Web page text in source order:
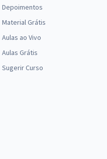
Depoimentos
Material Grátis
Aulas ao Vivo
Aulas Grátis
Sugerir Curso